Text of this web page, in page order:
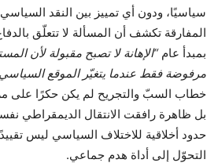
سياسيًا، ودون أي تمييز بين النقد
المفارقة تكشف أن المسألة لا تتعلّق
بمبدأ عام “الإهانة لا تصبح مقبولة لأن
مرفوضة فقط عندما يتغيّر الموقع
خطاب السبّ والتجريح لم يكن حكرًا على
بل ظاهرة رافقت الانتقال الديمقراطي
حدود أخلاقية للاختلاف السياسي ليس
التحوّل إلى أداة هدم جماعي.